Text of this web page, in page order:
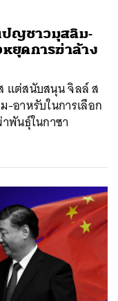
ปญชาวมุสลิม-
ยุดการฆ่าล้าง
แต่สนับสนุน จิลล์ ส
อาหรับในการเลือก
พันธุ์ในกาซา